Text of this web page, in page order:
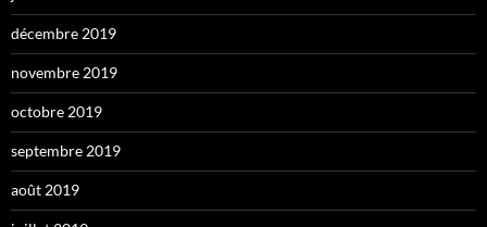
décembre 2019
novembre 2019
octobre 2019
septembre 2019
août 2019